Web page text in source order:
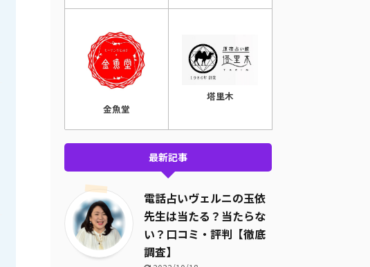
金魚堂
塔里木
最新記事
電話占いヴェルニの玉依
先生は当たる？当たらな
い？口コミ・評判【徹底
調査】